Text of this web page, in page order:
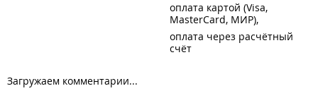
оплата картой (Visa,
MasterCard, МИР)
оплата через расчётный
счёт
Загружаем комментарии...